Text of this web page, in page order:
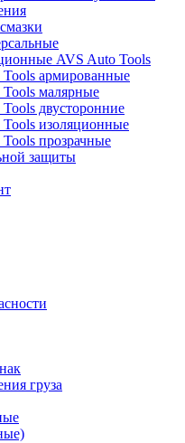
AVS Auto Tools
армированные
малярные
двусторонние
изоляционные
прозрачные
защиты
груза